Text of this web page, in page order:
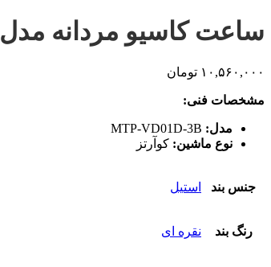
ساعت کاسیو مردانه مدل MTP-VD01D-3B
۱۰,۵۶۰,۰۰۰ تومان
مشخصات فنی:
مدل:
نوع ماشین: کوآرتز
جنس بند استیل
رنگ بند نقره ای